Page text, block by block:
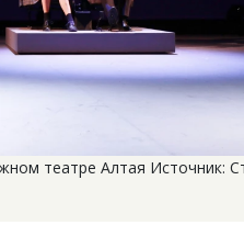
театре Алтая Источник: